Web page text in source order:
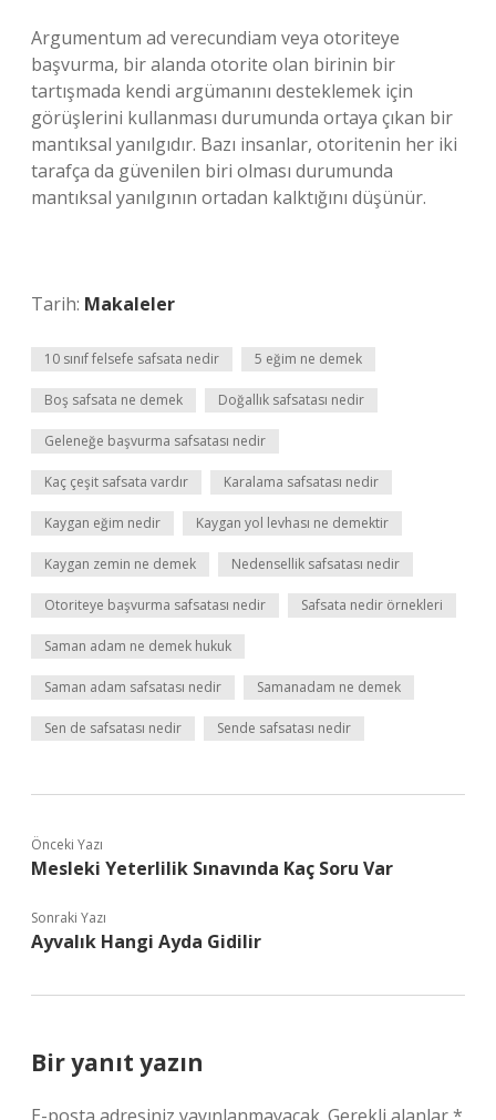
Argumentum ad verecundiam veya otoriteye
başvurma, bir alanda otorite olan birinin bir
tartışmada kendi argümanını desteklemek için
görüşlerini kullanması durumunda ortaya çıkan bir
mantıksal yanılgıdır. Bazı insanlar, otoritenin her iki
tarafça da güvenilen biri olması durumunda
mantıksal yanılgının ortadan kalktığını düşünür.
Tarih: Makaleler
10 sınıf felsefe safsata nedir 5 eğim ne demek
Boş safsata ne demek Doğallık safsatası nedir
Geleneğe başvurma safsatası nedir
Kaç çeşit safsata vardır Karalama safsatası nedir
Kaygan eğim nedir Kaygan yol levhası ne demektir
Kaygan zemin ne demek Nedensellik safsatası nedir
Otoriteye başvurma safsatası nedir Safsata nedir örnekleri
Saman adam ne demek hukuk
Saman adam safsatası nedir Samanadam ne demek
Sen de safsatası nedir Sende safsatası nedir
Önceki Yazı
Mesleki Yeterlilik Sınavında Kaç Soru Var
Sonraki Yazı
Ayvalık Hangi Ayda Gidilir
Bir yanıt yazın